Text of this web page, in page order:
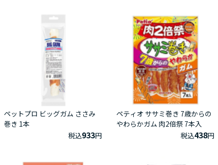
ペットプロ ビッグガム ささみ
巻き 1本
税込933円
ペティオ ササミ巻き 7歳からの
やわらかガム 肉2倍祭 7本入
税込438円